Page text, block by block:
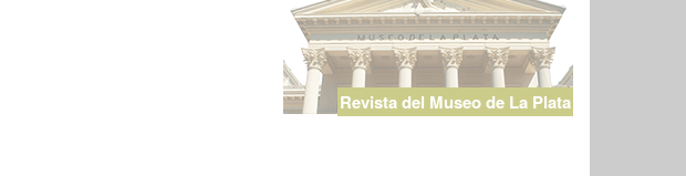
Revista del Museo de La Plata